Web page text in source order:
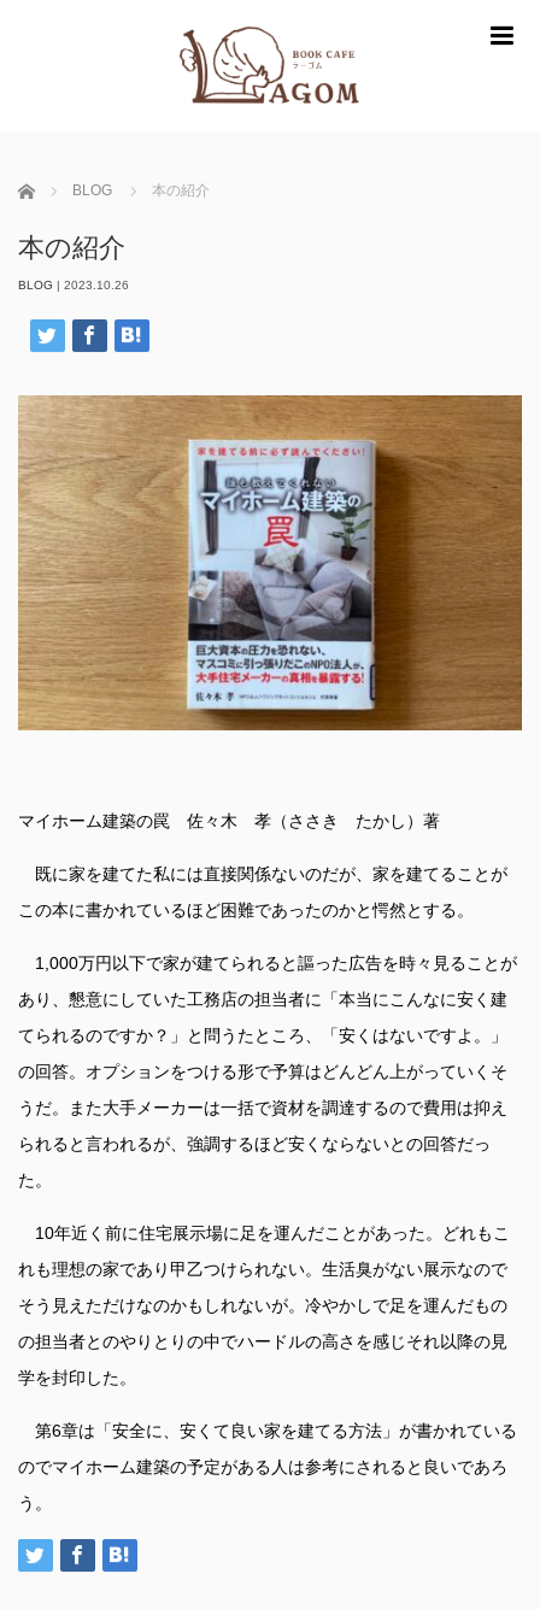
ホーム BLOG 本の紹介
本の紹介
BLOG | 2023.10.26
マイホーム建築の罠 佐々木 孝（ささき たかし）著
既に家を建てた私には直接関係ないのだが、家を建てることが
この本に書かれているほど困難であったのかと愕然とする。
1,000万円以下で家が建てられると謳った広告を時々見ることが
あり、懇意にしていた工務店の担当者に「本当にこんなに安く建
てられるのですか？」と問うたところ、「安くはないですよ。」
の回答。オプションをつける形で予算はどんどん上がっていくそ
うだ。また大手メーカーは一括で資材を調達するので費用は抑え
られると言われるが、強調するほど安くならないとの回答だっ
た。
10年近く前に住宅展示場に足を運んだことがあった。どれもこ
れも理想の家であり甲乙つけられない。生活臭がない展示なので
そう見えただけなのかもしれないが。冷やかしで足を運んだもの
の担当者とのやりとりの中でハードルの高さを感じそれ以降の見
学を封印した。
第6章は「安全に、安くて良い家を建てる方法」が書かれている
のでマイホーム建築の予定がある人は参考にされると良いであろ
う。